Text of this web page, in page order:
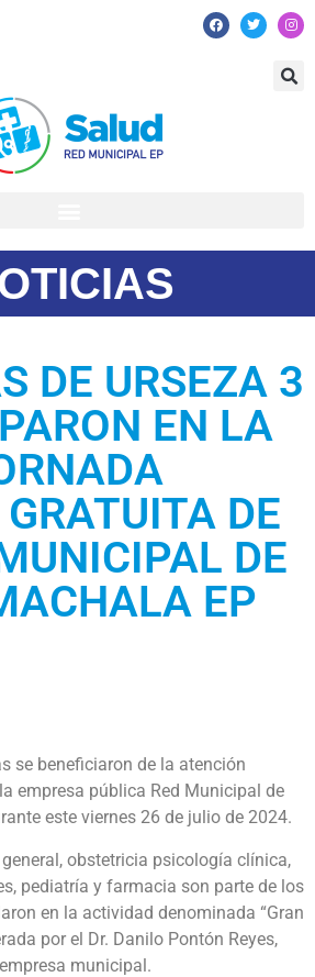
DE URSEZA 3
EN LA
DE
DE
EP
se beneficiaron de la atención
empresa pública Red Municipal de
este viernes 26 de julio de 2024.
obstetricia psicología clínica,
pediatría y farmacia son parte de los
en la actividad denominada “Gran
por el Dr. Danilo Pontón Reyes,
municipal.